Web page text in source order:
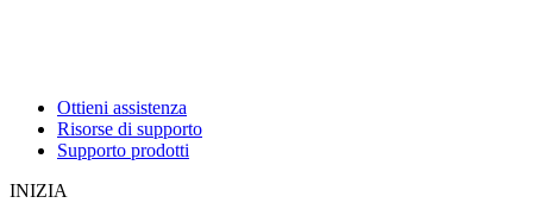
Ottieni assistenza
Risorse di supporto
Supporto prodotti
INIZIA